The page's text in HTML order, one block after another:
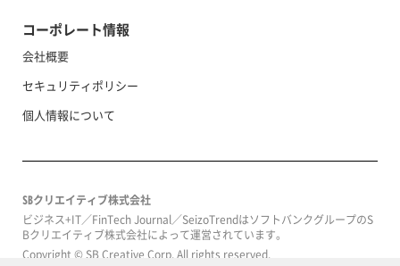
コーポレート情報
会社概要
セキュリティポリシー
個人情報について
SBクリエイティブ株式会社
ビジネス+IT／FinTech Journal／SeizoTrendはソフトバンクグループのS
Bクリエイティブ株式会社によって運営されています。
Copyright © SB Creative Corp. All rights reserved.